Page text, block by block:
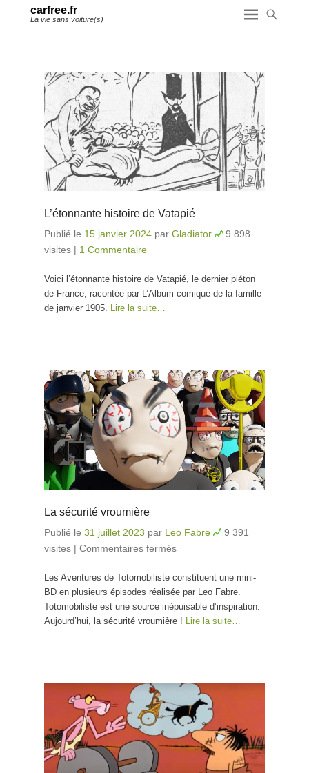
carfree.fr
La vie sans voiture(s)
L’étonnante histoire de Vatapié
Publié le 15 janvier 2024 par Gladiator
9 898
visites | 1 Commentaire
Voici l’étonnante histoire de Vatapié, le dernier piéton
de France, racontée par L’Album comique de la famille
de janvier 1905.
Lire la suite…
La sécurité vroumière
Publié le 31 juillet 2023 par Leo Fabre
9 391
visites | Commentaires fermés
Les Aventures de Totomobiliste constituent une mini-
BD en plusieurs épisodes réalisée par Leo Fabre.
Totomobiliste est une source inépuisable d’inspiration.
Aujourd’hui, la sécurité vroumière ! Lire la suite…